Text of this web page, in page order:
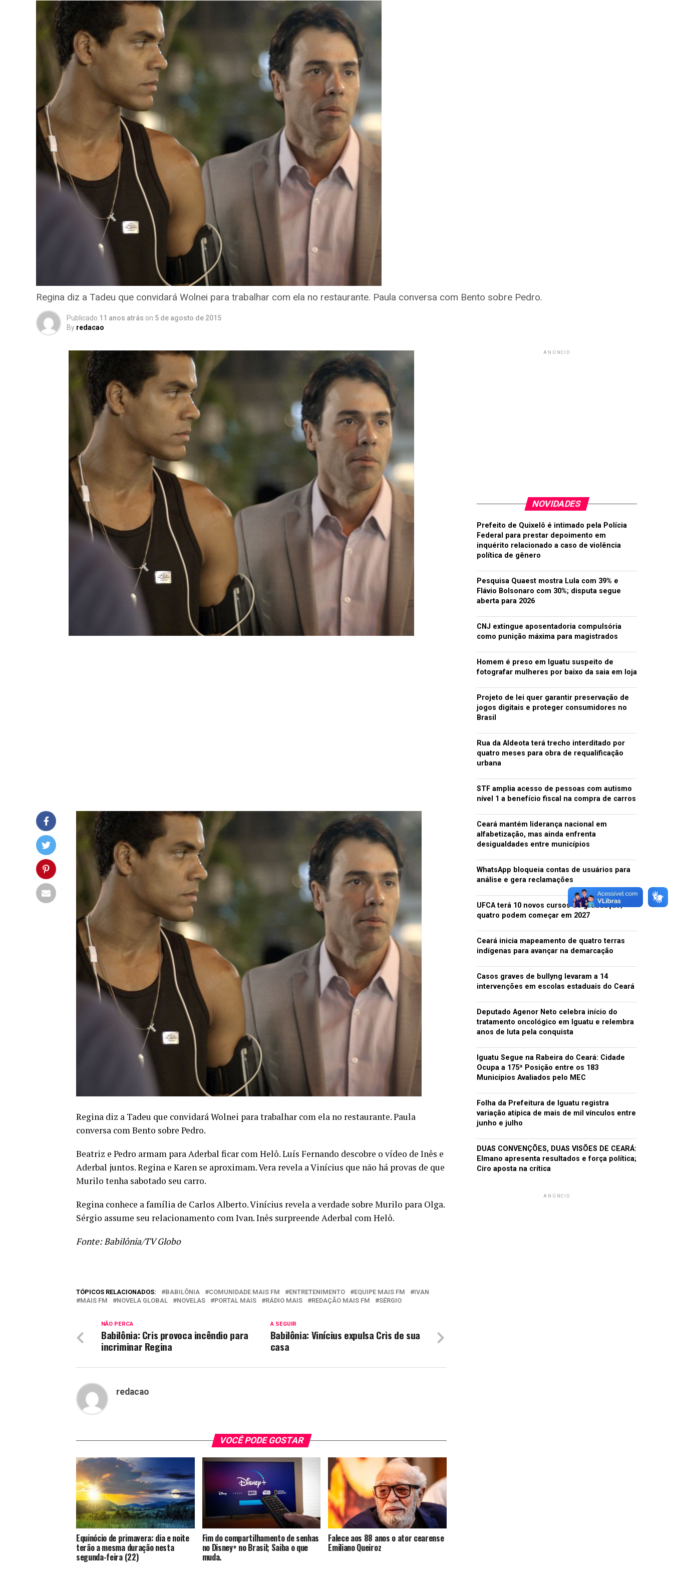
Regina diz a Tadeu que convidará Wolnei para trabalhar com ela no restaurante. Paula conversa com Bento sobre Pedro.
Publicado 11 anos atrás on 5 de agosto de 2015
By redacao
Regina diz a Tadeu que convidará Wolnei para trabalhar com ela no restaurante. Paula
conversa com Bento sobre Pedro.
Beatriz e Pedro armam para Aderbal ficar com Helô. Luís Fernando descobre o vídeo de Inês e
Aderbal juntos. Regina e Karen se aproximam. Vera revela a Vinícius que não há provas de que
Murilo tenha sabotado seu carro.
Regina conhece a família de Carlos Alberto. Vinícius revela a verdade sobre Murilo para Olga.
Sérgio assume seu relacionamento com Ivan. Inês surpreende Aderbal com Helô.
Fonte: Babilônia/TV Globo
TÓPICOS RELACIONADOS: BABILÔNIA COMUNIDADE MAIS FM ENTRETENIMENTO EQUIPE MAIS FM
IVAN
MAIS FM
NOVELA GLOBAL NOVELAS PORTAL MAIS RÁDIO MAIS REDAÇÃO MAIS FM SÉRGIO
A SEGUIR
Babilônia: Vinícius expulsa Cris de sua
casa
NÃO PERCA
Babilônia: Cris provoca incêndio para
incriminar Regina
redacao
VOCÊ PODE GOSTAR
Equinócio de primavera: dia e noite
terão a mesma duração nesta
segunda-feira (22)
Fim do compartilhamento de senhas
no Disney+ no Brasil; Saiba o que
muda.
Falece aos 88 anos o ator cearense
Emiliano Queiroz
ANÚNCIO
NOVIDADES
Prefeito de Quixelô é intimado pela Polícia
Federal para prestar depoimento em
inquérito relacionado a caso de violência
política de gênero
Pesquisa Quaest mostra Lula com 39% e
Flávio Bolsonaro com 30%; disputa segue
aberta para 2026
CNJ extingue aposentadoria compulsória
como punição máxima para magistrados
Homem é preso em Iguatu suspeito de
fotografar mulheres por baixo da saia em loja
Projeto de lei quer garantir preservação de
jogos digitais e proteger consumidores no
Brasil
Rua da Aldeota terá trecho interditado por
quatro meses para obra de requalificação
urbana
STF amplia acesso de pessoas com autismo
nível 1 a benefício fiscal na compra de carros
Ceará mantém liderança nacional em
alfabetização, mas ainda enfrenta
desigualdades entre municípios
WhatsApp bloqueia contas de usuários para
análise e gera reclamações
UFCA terá 10 novos cursos de graduação;
quatro podem começar em 2027
Ceará inicia mapeamento de quatro terras
indígenas para avançar na demarcação
Casos graves de bullyng levaram a 14
intervenções em escolas estaduais do Ceará
Deputado Agenor Neto celebra início do
tratamento oncológico em Iguatu e relembra
anos de luta pela conquista
Iguatu Segue na Rabeira do Ceará: Cidade
Ocupa a 175ª Posição entre os 183
Municípios Avaliados pelo MEC
Folha da Prefeitura de Iguatu registra
variação atípica de mais de mil vínculos entre
junho e julho
DUAS CONVENÇÕES, DUAS VISÕES DE CEARÁ:
Elmano apresenta resultados e força política;
Ciro aposta na crítica
ANÚNCIO